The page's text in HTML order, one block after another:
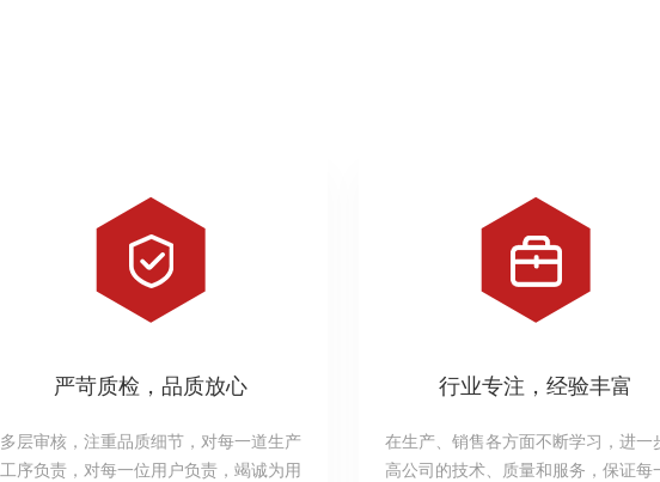
严苛质检，品质放心
多层审核，注重品质细节，对每一道生产
工序负责，对每一位用户负责，竭诚为用
行业专注，经验丰富
在生产、销售各方面不断学习，进一
高公司的技术、质量和服务，保证每